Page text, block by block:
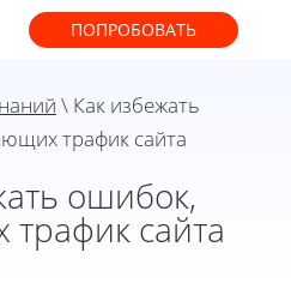
ПОПРОБОВАТЬ
\ Как избежать
трафик сайта
ошибок,
сайта